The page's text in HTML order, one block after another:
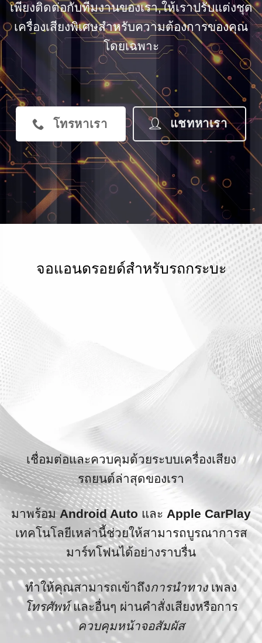
เพียงติดต่อกับทีมงานของเรา,ให้เราปรับแต่งชุด
เครื่องเสียงพิเศษสำหรับความต้องการของคุณ
โดยเฉพาะ
โทรหาเรา แชทหาเรา
จอแอนดรอยด์สำหรับรถกระบะ
เชื่อมต่อและควบคุมด้วยระบบเครื่องเสียง
รถยนต์ล่าสุดของเรา
มาพร้อมAndroid Auto และ Apple CarPlay
เทคโนโลยีเหล่านี้ช่วยให้สามารถบูรณาการส
มาร์ทโฟนได้อย่างราบรื่น
ทำให้คุณสามารถเข้าถึงการนำทางเพลง
โทรศัพท์และอื่นๆ ผ่านคำสั่งเสียงหรือการ
ควบคุมหน้าจอสัมผัส